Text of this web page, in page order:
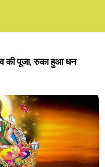
की पूजा, रुका हुआ धन